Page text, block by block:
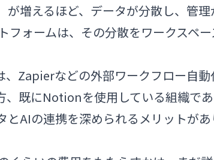
が増えるほど、データが分散し、管理
ォームは、その分散をワークスペー
、Zapierなどの外部ワークフロー自動
、既にNotionを使用している組織であ
AIの連携を深められるメリットがあ